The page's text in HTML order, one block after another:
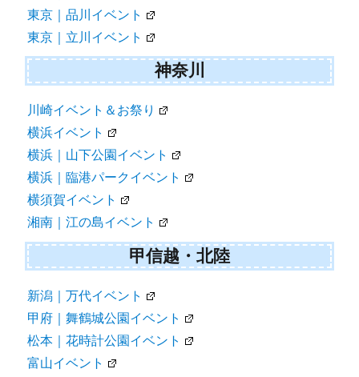
東京｜品川イベント
東京｜立川イベント
神奈川
川崎イベント＆お祭り
横浜イベント
横浜｜山下公園イベント
横浜｜臨港パークイベント
横須賀イベント
湘南｜江の島イベント
甲信越・北陸
新潟｜万代イベント
甲府｜舞鶴城公園イベント
松本｜花時計公園イベント
富山イベント